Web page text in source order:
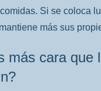
Si se coloca
más sus
más cara que